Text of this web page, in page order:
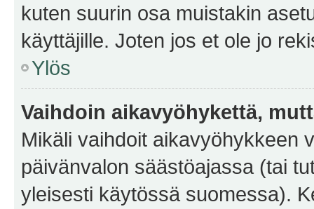
kuten suurin osa muistakin
käyttäjille. Joten jos et ole jo
Ylös
Vaihdoin aikavyöhykettä,
Mikäli vaihdoit aikavyöhykkeen
päivänvalon säästöajassa (tai
yleisesti käytössä suomessa).